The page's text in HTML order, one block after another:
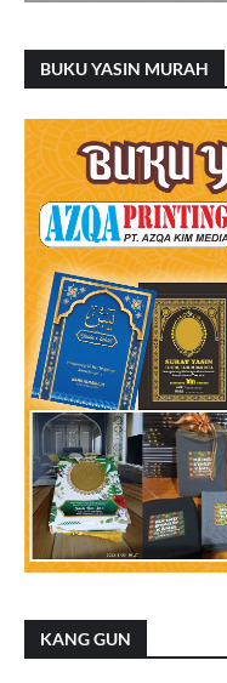
BUKU YASIN MURAH
KANG GUN